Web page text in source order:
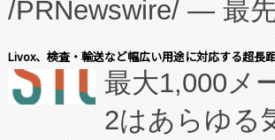
キー方式で拡張性が
す。FCCM‑を活用
患者にとっての費用
のアクセスを大幅
/PRNewswire/ — 最
会社エーアイ・アン
President原信平）
ードするVoltaiqは
Livox、検査・輸送など幅広い用途に対応する超長
最大1,000メ
2はあらゆる